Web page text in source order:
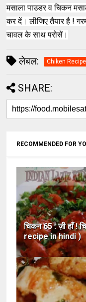
मसाला पाउडर व चिकन
कर दें। लीजिए तैयार है !
चावल के साथ परोसें।
लेबल: Chiken
SHARE:
RECOMMENDED FOR
चिकन 65 : ज़ी हाँ !
recipe in hindi )